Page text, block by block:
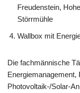
Freudenstein,
Störrmühle
Wallbox mit
Die fachmännische
Energiemanagement,
Photovoltaik-/Solar-